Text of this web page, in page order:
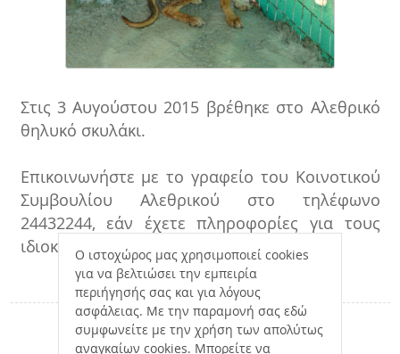
Στις 3 Αυγούστου 2015 βρέθηκε στο Αλεθρικό
θηλυκό σκυλάκι.
Επικοινωνήστε με το γραφείο του Κοινοτικού
Συμβουλίου Αλεθρικού στο τηλέφωνο
24432244, εάν έχετε πληροφορίες για τους
ιδιοκτήτες του.Ο ιστοχώρος μας χρησιμοποιεί cookies
για να βελτιώσει την εμπειρία
περιήγησής σας και για λόγους
ασφάλειας. Με την παραμονή σας εδώ
συμφωνείτε με την χρήση των απολύτως
αναγκαίων cookies. Μπορείτε να